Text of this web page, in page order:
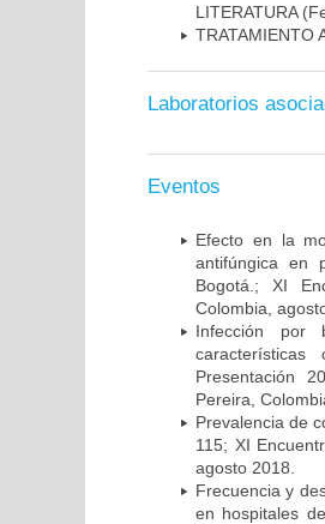
LITERATURA
TRATAMIENTO
Laboratorios
Eventos
Efecto en la
antifúngica en
Bogotá.; XI
Colombia,
Infección por
Presentación
Pereira,
Prevalencia de
115; XI
agosto 2018.
Frecuencia y
en hospitales